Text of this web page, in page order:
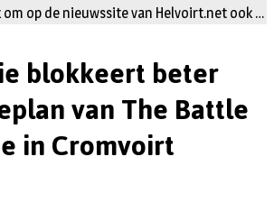
om op de nieuwssite van Helvoirt.net ook …
blokkeert beter
van The Battle
in Cromvoirt